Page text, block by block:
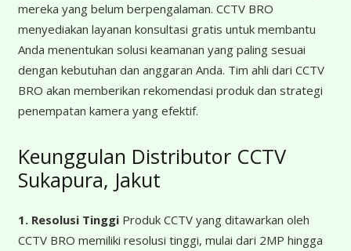
mereka yang belum berpengalaman. CCTV BRO
menyediakan layanan konsultasi gratis untuk membantu
Anda menentukan solusi keamanan yang paling sesuai
dengan kebutuhan dan anggaran Anda. Tim ahli dari CCTV
BRO akan memberikan rekomendasi produk dan strategi
penempatan kamera yang efektif.
Keunggulan Distributor CCTV
Sukapura, Jakut
1. Resolusi TinggiProduk CCTV yang ditawarkan oleh
CCTV BRO memiliki resolusi tinggi, mulai dari 2MP hingga